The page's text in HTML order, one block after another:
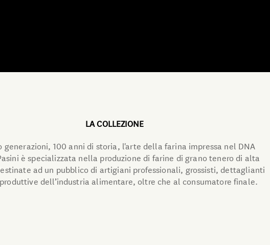
LA COLLEZIONE
generazioni, 100 anni di storia, l'arte della farina impressa nel DNA
è specializzata nella produzione di farine di grano tenero di alta
ad un pubblico di artigiani professionali, grossisti, dettaglianti
dell’industria alimentare, oltre che al consumatore finale.